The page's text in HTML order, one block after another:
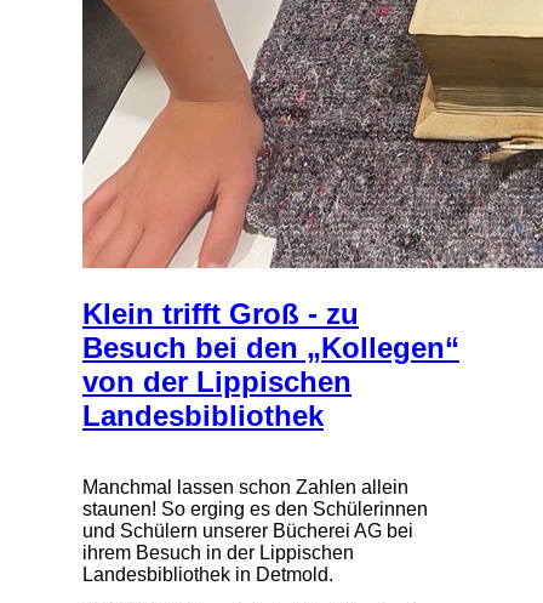
Klein trifft Groß - zu
Besuch bei den „Kollegen“
von der Lippischen
Landesbibliothek
Manchmal lassen schon Zahlen allein
staunen! So erging es den Schülerinnen
und Schülern unserer Bücherei AG bei
ihrem Besuch in der Lippischen
Landesbibliothek in Detmold.